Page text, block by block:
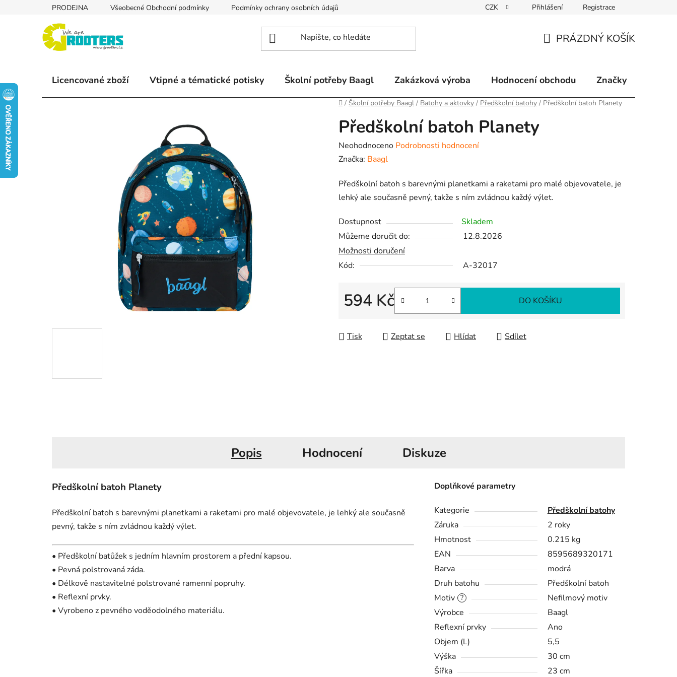
PRODEJNA Všeobecné Obchodní podmínky Podmínky ochrany osobních údajů Způsoby doručení Kontakty
CZK Přihlášení Registrace
KOŠÍK
PRÁZDNÝ KOŠÍK
Licencované zboží Vtipné a tématické potisky Školní potřeby Baagl Zakázková výroba Hodnocení obchodu Značky
Domů
/ Školní potřeby Baagl / Batohy a aktovky / Předškolní batohy / Předškolní batoh Planety
Předškolní batoh Planety
Průměrné
hodnocení
je
0,0
5
hvězdiček.
Neohodnoceno Podrobnosti hodnocení
Značka: Baagl
Předškolní batoh s barevnými planetkami a raketami pro malé objevovatele, je
lehký ale současně pevný, takže s ním zvládnou každý výlet.
Dostupnost
Skladem
Můžeme doručit do:
12.8.2026
Možnosti doručení
Kód:
A-32017
594 Kč DO KOŠÍKU
Tisk Zeptat se Hlídat Sdílet
Popis Hodnocení Diskuze
Předškolní batoh Planety
Předškolní batoh s barevnými planetkami a raketami pro malé objevovatele, je lehký ale současně
pevný, takže s ním zvládnou každý výlet.
• Předškolní batůžek s jedním hlavním prostorem a přední kapsou.
• Pevná polstrovaná záda.
• Délkově nastavitelné polstrované ramenní popruhy.
• Reflexní prvky.
• Vyrobeno z pevného voděodolného materiálu.
Doplňkové parametry
Kategorie
Předškolní batohy
Záruka
2 roky
Hmotnost
0.215 kg
EAN
8595689320171
Barva
modrá
Druh batohu
Předškolní batoh
?
Motiv
Nefilmový motiv
Výrobce
Baagl
Reflexní prvky
Ano
Objem (L)
5,5
Výška
30 cm
Šířka
23 cm